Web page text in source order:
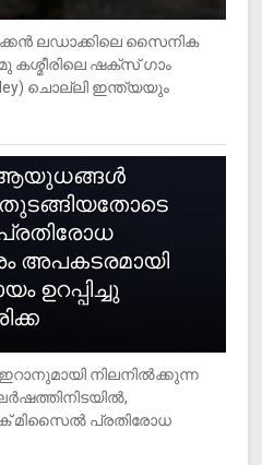
ലഡാക്കിലെ സൈനിക
കശ്മീരിലെ ഷക്സ് ​ഗാം
ചൊല്ലി ഇന്ത്യയും
ആയുധങ്ങള്‍
അപകടരമായി
ഉറപ്പിച്ചു
നിലനില്‍ക്കുന്ന
മിസൈല്‍ പ്രതിരോധ